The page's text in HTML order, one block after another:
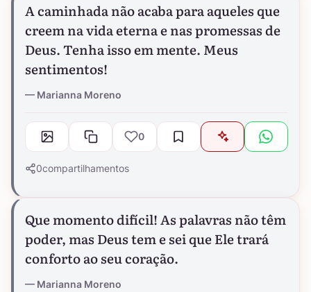
A caminhada não acaba para aqueles que
creem na vida eterna e nas promessas de
Deus. Tenha isso em mente. Meus
sentimentos!
Marianna Moreno
0
0compartilhamentos
Que momento difícil! As palavras não têm
poder, mas Deus tem e sei que Ele trará
conforto ao seu coração.
Marianna Moreno